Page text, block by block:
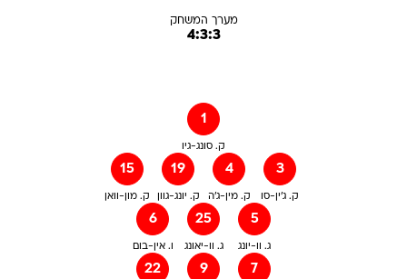
מערך המשחק
4:3:3
1
ק. סונג-גיו
15
ק. מון-וואן
19
ק. יונג-גוון
4
ק. מין-ג'ה
3
ק. ג'ין-סו
6
ו. אין-בום
25
ג. וו-יאונג
5
ג. וו-יונג
22 9 7